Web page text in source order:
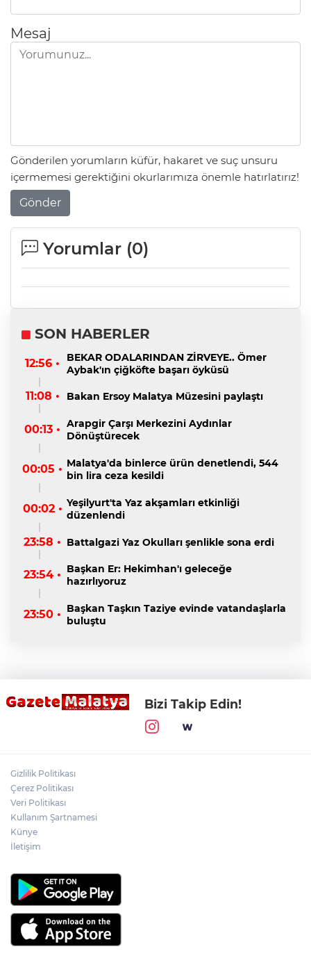
Mesaj
Gönderilen yorumların küfür, hakaret ve suç unsuru
içermemesi gerektiğini okurlarımıza önemle hatırlatırız!
Gönder
Yorumlar (0)
SON HABERLER
12:56 •
BEKAR ODALARINDAN ZİRVEYE.. Ömer
Aybak'ın çiğköfte başarı öyküsü
11:08 • Bakan Ersoy Malatya Müzesini paylaştı
00:13 • Arapgir Çarşı Merkezini Aydınlar
Dönüştürecek
00:05 • Malatya'da binlerce ürün denetlendi, 544
bin lira ceza kesildi
00:02 • Yeşilyurt'ta Yaz akşamları etkinliği
düzenlendi
23:58 • Battalgazi Yaz Okulları şenlikle sona erdi
23:54 • Başkan Er: Hekimhan'ı geleceğe
hazırlıyoruz
23:50 • Başkan Taşkın Taziye evinde vatandaşlarla
buluştu
Bizi Takip Edin!
Gizlilik Politikası
Çerez Politikası
Veri Politikası
Kullanım Şartnamesi
Künye
İletişim